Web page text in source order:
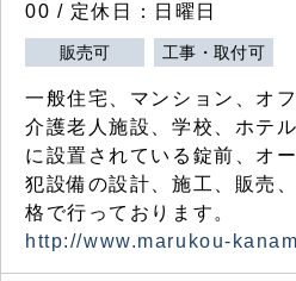
00 / 定休日：日曜日
販売可 工事・取付可
一般住宅、マンション、オ
介護老人施設、学校、ホテ
に設置されている錠前、オ
犯設備の設計、施工、販売
格で行っております。
http://www.marukou-